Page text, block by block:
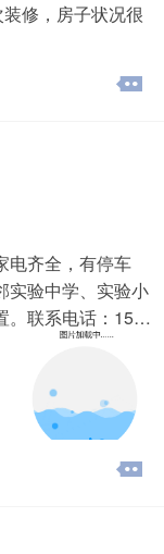
修，房子状况很
电齐全，有停车
实验中学、实验小
。联系电话：15…